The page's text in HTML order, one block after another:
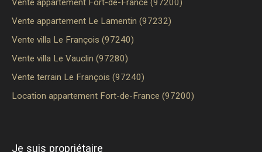
Vente appartement Fort-de-France (97200)
Vente appartement Le Lamentin (97232)
Vente villa Le François (97240)
Vente villa Le Vauclin (97280)
Vente terrain Le François (97240)
Location appartement Fort-de-France (97200)
Je suis propriétaire